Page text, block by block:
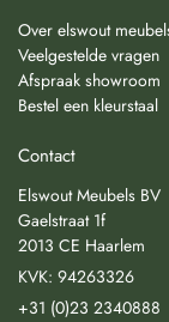
Over elswout
Veelgestelde vragen
Afspraak showroom
Bestel een kleurstaal
Contact
Elswout Meubels BV
Gaelstraat 1f
2013 CE Haarlem
KVK: 94263326
+31 (0)23 2340888